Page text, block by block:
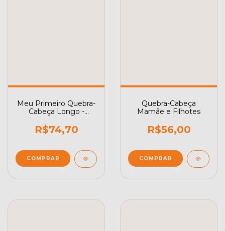
Meu Primeiro Quebra-
Cabeça Longo -
R$74,70
Quebra-Cabeça
Mamãe e Filhotes
R$56,00